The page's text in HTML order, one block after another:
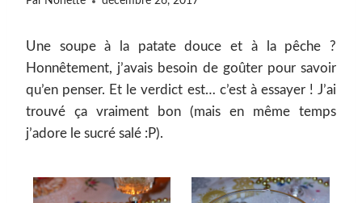
Une soupe à la patate douce et à la pêche ?
Honnêtement, j’avais besoin de goûter pour savoir
qu’en penser. Et le verdict est… c’est à essayer ! J’ai
trouvé ça vraiment bon (mais en même temps
j’adore le sucré salé :P).